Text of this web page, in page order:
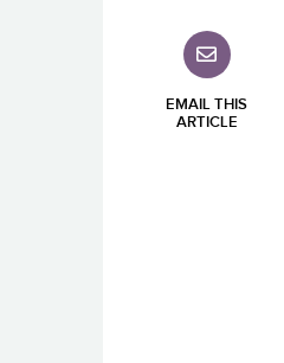
EMAIL THIS
ARTICLE